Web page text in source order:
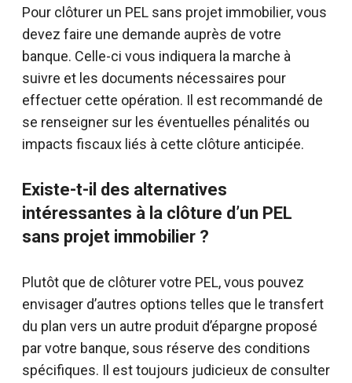
Pour clôturer un PEL sans projet immobilier, vous
devez faire une demande auprès de votre
banque. Celle-ci vous indiquera la marche à
suivre et les documents nécessaires pour
effectuer cette opération. Il est recommandé de
se renseigner sur les éventuelles pénalités ou
impacts fiscaux liés à cette clôture anticipée.
Existe-t-il des alternatives
intéressantes à la clôture d’un PEL
sans projet immobilier ?
Plutôt que de clôturer votre PEL, vous pouvez
envisager d’autres options telles que le transfert
du plan vers un autre produit d’épargne proposé
par votre banque, sous réserve des conditions
spécifiques. Il est toujours judicieux de consulter